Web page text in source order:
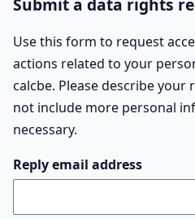
Submit a data rights
Use this form to request
actions related to your
calcbe. Please describe your
not include more personal
necessary.
Reply email address